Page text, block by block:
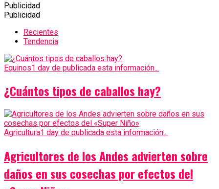
Publicidad
Publicidad
Recientes
Tendencia
Equinos1 day de publicada esta información...
¿Cuántos tipos de caballos hay?
Agricultura1 day de publicada esta información...
Agricultores de los Andes advierten sobre
daños en sus cosechas por efectos del